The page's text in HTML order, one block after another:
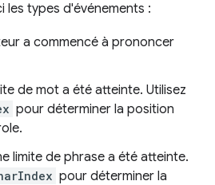
les types d'événements :
a commencé à prononcer
de mot a été atteinte. Utilisez
pour déterminer la position
limite de phrase a été atteinte.
pour déterminer la